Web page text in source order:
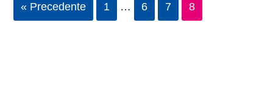
« Precedente 1 … 6 7 8